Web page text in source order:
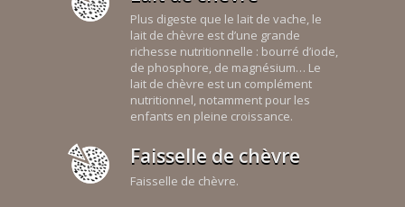
Plus digeste que le lait de vache, le
lait de chèvre est d’une grande
richesse nutritionnelle : bourré d’iode,
de phosphore, de magnésium… Le
lait de chèvre est un complément
nutritionnel, notamment pour les
enfants en pleine croissance.
Faisselle de chèvre
Faisselle de chèvre.